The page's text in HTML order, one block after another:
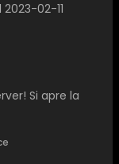
2023-02-11
Si apre la